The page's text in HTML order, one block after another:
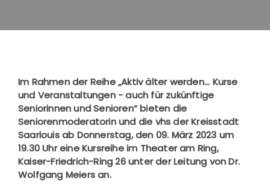
Im Rahmen der Reihe „Aktiv älter werden... Kurse
und Veranstaltungen - auch für zukünftige
Seniorinnen und Senioren“ bieten die
Seniorenmoderatorin und die vhs der Kreisstadt
Saarlouis ab Donnerstag, den 09. März 2023 um
19.30 Uhr eine Kursreihe im Theater am Ring,
Kaiser-Friedrich-Ring 26 unter der Leitung von Dr.
Wolfgang Meiers an.